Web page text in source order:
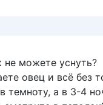
не можете уснуть?
овец и всё без
темноту, а в 3-4